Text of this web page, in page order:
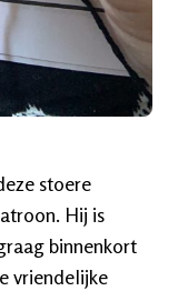
stoere
Hij is
binnenkort
vriendelijke